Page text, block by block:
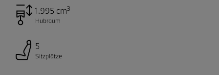
1.995 cm3
Hubraum
5
Sitzplätze